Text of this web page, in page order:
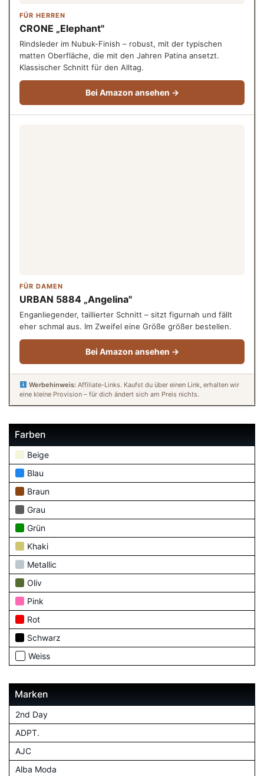
FÜR HERREN
CRONE „Elephant"
Rindsleder im Nubuk-Finish – robust, mit der typischen
matten Oberfläche, die mit den Jahren Patina ansetzt.
Klassischer Schnitt für den Alltag.
Bei Amazon ansehen →
FÜR DAMEN
URBAN 5884 „Angelina"
Enganliegender, taillierter Schnitt – sitzt figurnah und fällt
eher schmal aus. Im Zweifel eine Größe größer bestellen.
Bei Amazon ansehen →
Werbehinweis:Affiliate-Links. Kaufst du über einen Link, erhalten wir
eine kleine Provision – für dich ändert sich am Preis nichts.
Farben
Beige
Blau
Braun
Grau
Grün
Khaki
Metallic
Oliv
Pink
Rot
Schwarz
Weiss
Marken
2nd Day
ADPT.
AJC
Alba Moda